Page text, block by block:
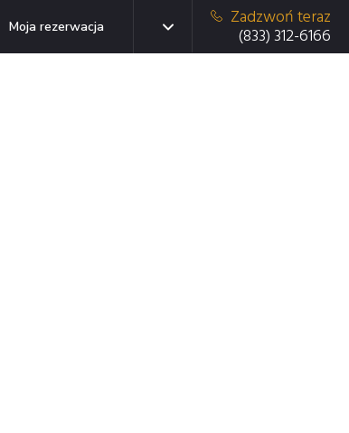
Moja rezerwacja
Zadzwoń teraz
(833) 312-6166